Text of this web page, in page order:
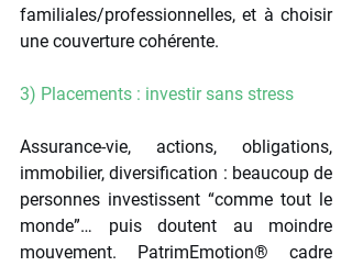
familiales/professionnelles, et à choisir
une couverture cohérente.
3) Placements : investir sans stress
Assurance-vie, actions, obligations,
immobilier, diversification : beaucoup de
personnes investissent “comme tout le
monde”… puis doutent au moindre
mouvement. PatrimEmotion® cadre